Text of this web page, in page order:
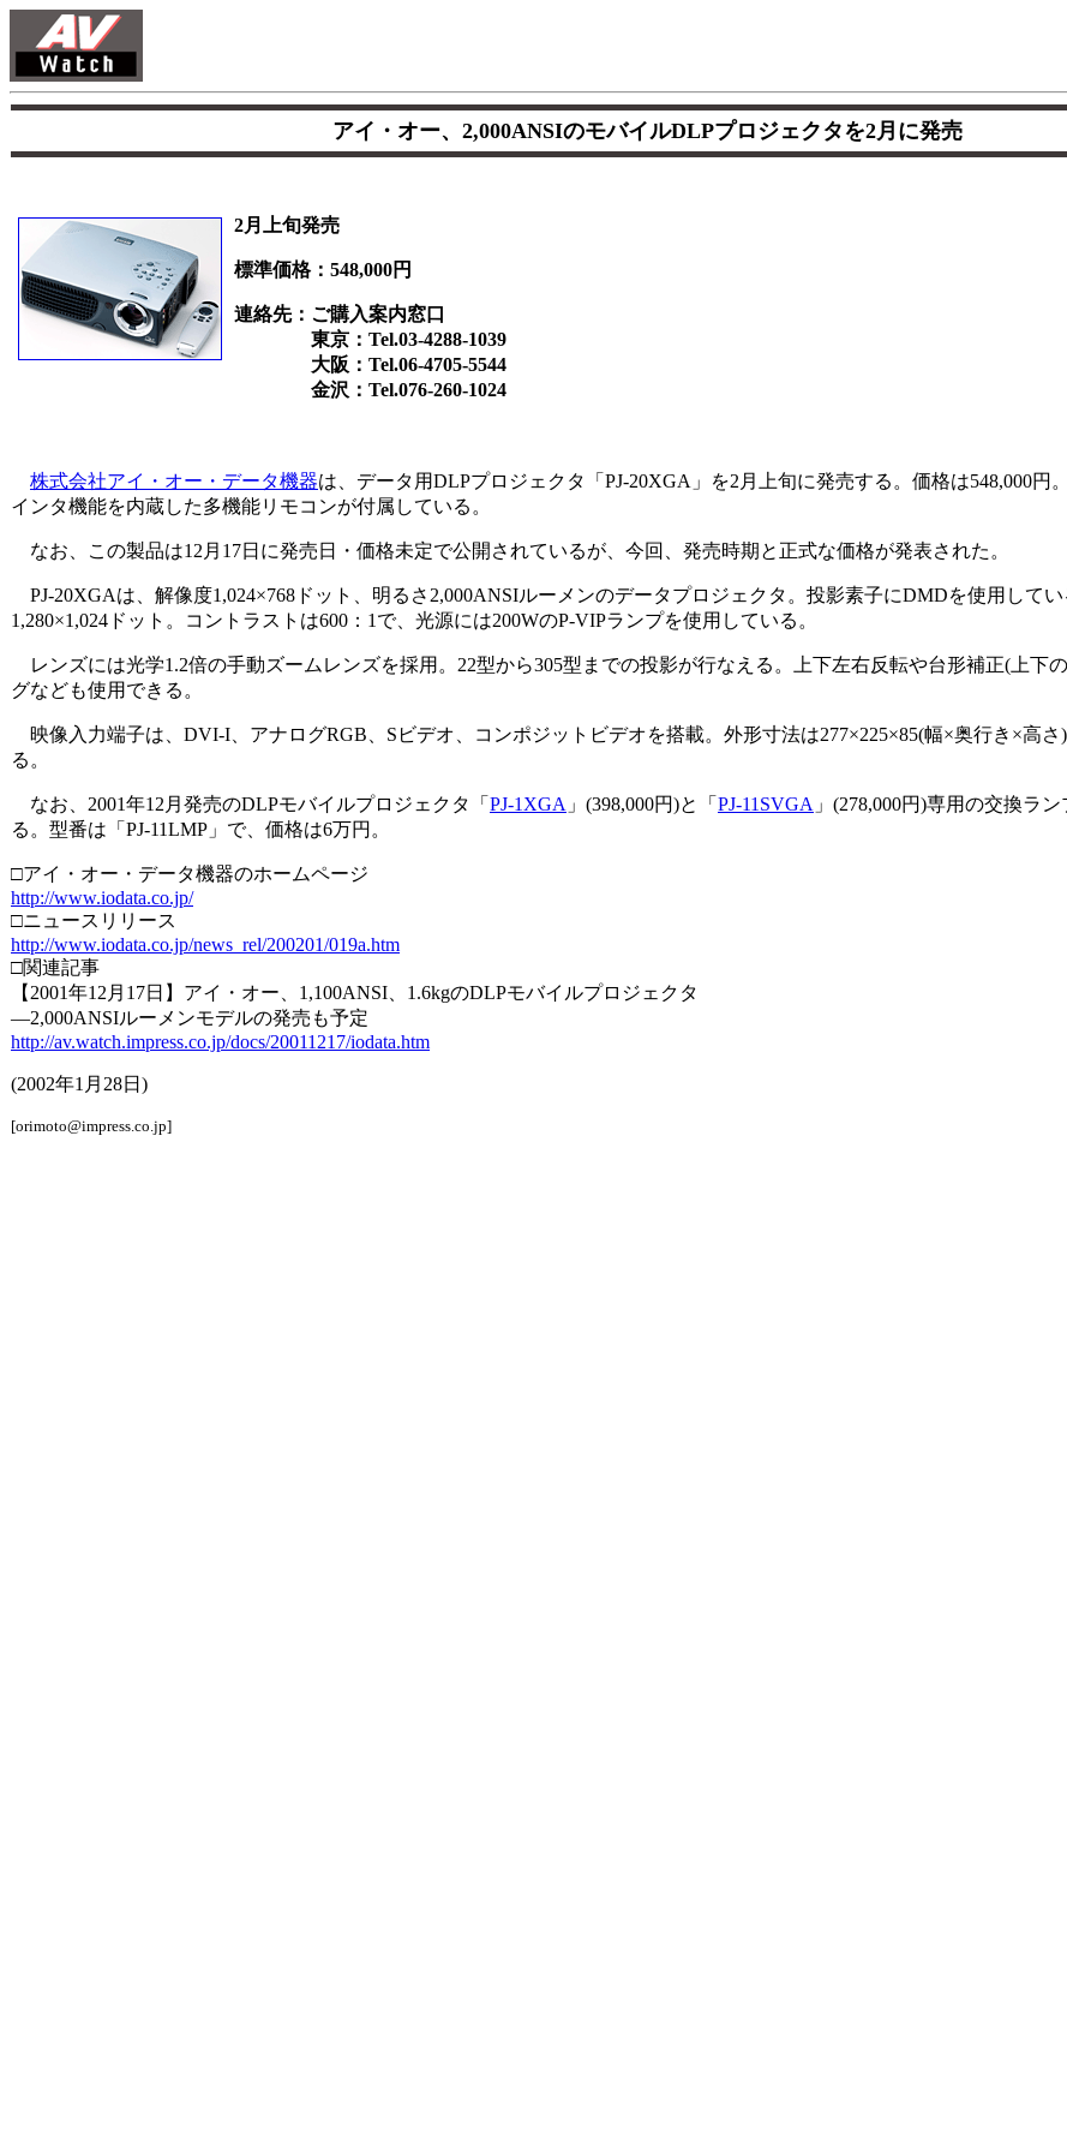
アイ・オー、2,000ANSIのモバイルDLPプロジェクタを2月に発売
2月上旬発売
標準価格：548,000円
連絡先：ご購入案内窓口
東京：Tel.03-4288-1039
大阪：Tel.06-4705-5544
金沢：Tel.076-260-1024
株式会社アイ・オー・データ機器は、データ用DLPプロジェクタ「PJ-20XGA」を2月上旬に発売する。価格は548,000円
インタ機能を内蔵した多機能リモコンが付属している。
なお、この製品は12月17日に発売日・価格未定で公開されているが、今回、発売時期と正式な価格が発表された。
PJ-20XGAは、解像度1,024×768ドット、明るさ2,000ANSIルーメンのデータプロジェクタ。投影素子にDMDを使用して
1,280×1,024ドット。コントラストは600：1で、光源には200WのP-VIPランプを使用している。
レンズには光学1.2倍の手動ズームレンズを採用。22型から305型までの投影が行なえる。上下左右反転や台形補正(上下
グなども使用できる。
映像入力端子は、DVI-I、アナログRGB、Sビデオ、コンポジットビデオを搭載。外形寸法は277×225×85(幅×奥行き×高さ
る。
なお、2001年12月発売のDLPモバイルプロジェクタ「 PJ-1XGA 」(398,000円)と「 PJ-11SVGA 」(278,000円)専用の交換ラ
る。型番は「PJ-11LMP」で、価格は6万円。
□アイ・オー・データ機器のホームページ
http://www.iodata.co.jp/
□ニュースリリース
http://www.iodata.co.jp/news_rel/200201/019a.htm
□関連記事
【2001年12月17日】アイ・オー、1,100ANSI、1.6kgのDLPモバイルプロジェクタ
―2,000ANSIルーメンモデルの発売も予定
http://av.watch.impress.co.jp/docs/20011217/iodata.htm
(2002年1月28日)
[orimoto@impress.co.jp]